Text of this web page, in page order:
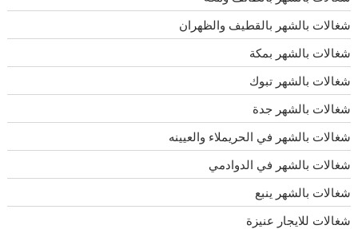
شغالات بالشهر بالقطيف والظهران
شغالات بالشهر بمكة
شغالات بالشهر تبوك
شغالات بالشهر جدة
شغالات بالشهر في الحريملاء والعيينه
شغالات بالشهر في الدوادمي
شغالات بالشهر ينبع
شغالات للايجار عنيزة